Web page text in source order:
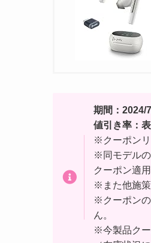
期間：2024/
値引き率：
※クーポンリ
※同モデル
クーポン適
※また他施策
※クーポン
ん。
※今製品クー